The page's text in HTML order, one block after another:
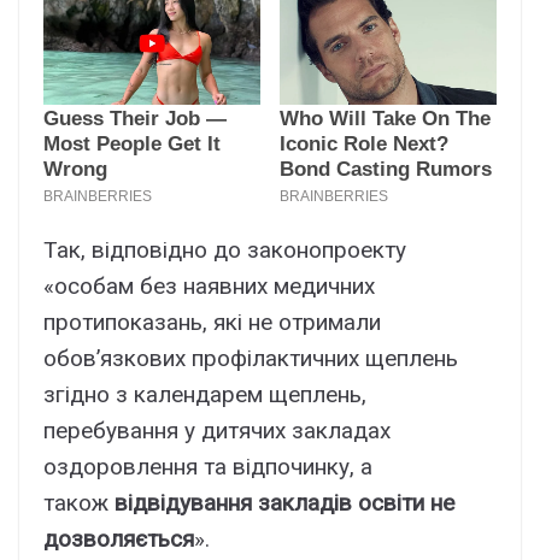
Так, відповідно до законопроекту
«особам без наявних медичних
протипоказань, які не отримали
обов’язкових профілактичних щеплень
згідно з календарем щеплень,
перебування у дитячих закладах
оздоровлення та відпочинку, а
також відвідування закладів освіти не
дозволяється».